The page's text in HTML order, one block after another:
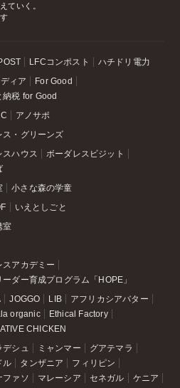
ていく。
LFCコンポスト ハチドリ電力
ィア
For Good
納税 for Good
アノサポ
ス・グリーンズ
スハウス
ボーダレスビジット
小さな森の学童
いえとしごと
室
スアカデミー
ーダー育成プログラム「HOPE」
JOGGO LIB
アフリカシアバター
organic
Ethical Factory
CHICKEN
デシュ ミャンマー
グアテマラ
ル
タンザニア
フィリピン
ファソ
マレーシア セネガル ケニア